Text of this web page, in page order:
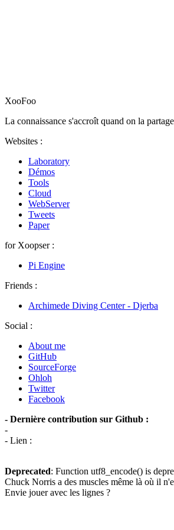
XooFoo
La connaissance s'accroît quand on la
Websites :
Laboratory
Démos
Tools
Cloud
WebServer
Tweets
Paper
for Xoopser :
Pi Engine
Friends :
Archimede Diving Center - Djerba
Social :
About me
GitHub
SourceForge
Ohloh
Twitter
Facebook
- Dernière contribution sur Github :
-
- Lien :
Deprecated: Function utf8_encode() is
Chuck Norris a des muscles même là où il
Envie jouer avec les lignes ?